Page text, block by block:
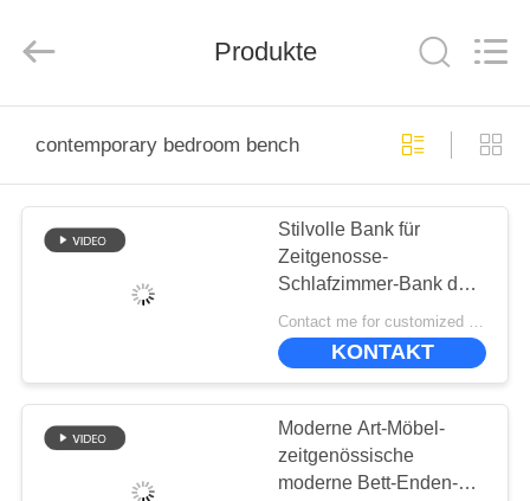
HAUSE
PRODUKTE
VR-
SHOW
Rights
Produkte
contemporary bedroom bench
Stilvolle Bank für
Zeitgenosse-
Schlafzimmer-Bank des
Wohnzimmer-Fleck-
beständige
120*38*42cm
Contact me for customized MOQ:10
KONTAKT
Moderne Art-Möbel-
zeitgenössische
moderne Bett-Enden-